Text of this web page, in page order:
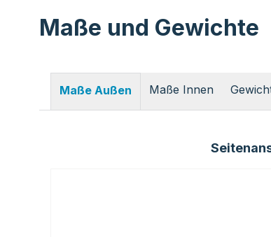
Maße und Gewichte
Maße Außen Maße Innen